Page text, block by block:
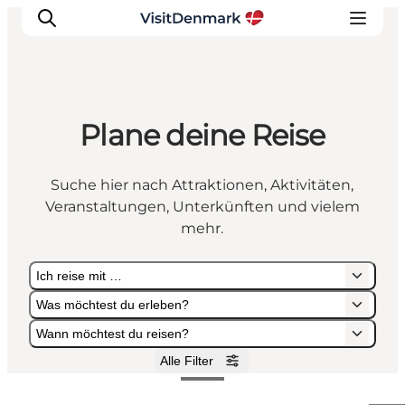
Inspiration
Regionen
Erlebnisse
Plane deine Reise
Suche hier nach Attraktionen, Aktivitäten,
Veranstaltungen, Unterkünften und vielem
mehr.
Ich reise mit …
Was möchtest du erleben?
Wann möchtest du reisen?
Alle Filter